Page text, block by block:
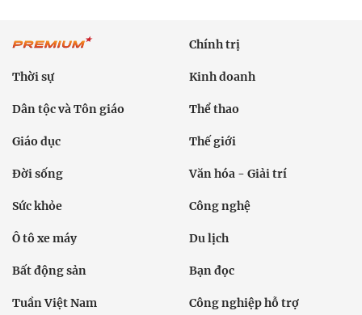
Chính trị
Thời sự Kinh doanh
Dân tộc và Tôn giáo Thể thao
Giáo dục Thế giới
Đời sống Văn hóa - Giải trí
Sức khỏe Công nghệ
Ô tô xe máy Du lịch
Bất động sản Bạn đọc
Tuần Việt Nam Công nghiệp hỗ trợ